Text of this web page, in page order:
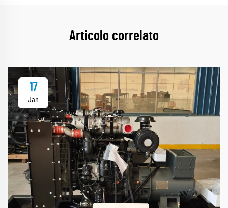
Articolo correlato
17
Jan